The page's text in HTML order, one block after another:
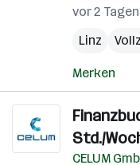
vor 2
Linz
Merken
Std./
CELUM